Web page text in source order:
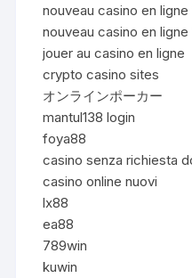
nouveau casino en
nouveau casino en
jouer au casino en ligne
crypto casino sites
オンラインポーカー
mantul138 login
foya88
casino senza richiesta
casino online nuovi
lx88
ea88
789win
kuwin